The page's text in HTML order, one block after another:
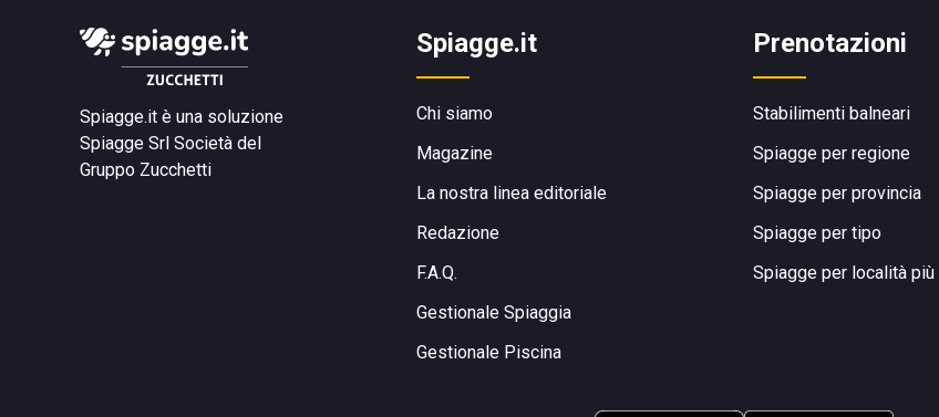
Spiagge.it è una soluzione
Spiagge Srl Società del
Gruppo Zucchetti
Spiagge.it
Chi siamo
Magazine
La nostra linea editoriale
Redazione
F.A.Q.
Gestionale Spiaggia
Gestionale Piscina
Prenotazioni
Stabilimenti balneari
Spiagge per regione
Spiagge per provincia
Spiagge per tipo
Spiagge per località